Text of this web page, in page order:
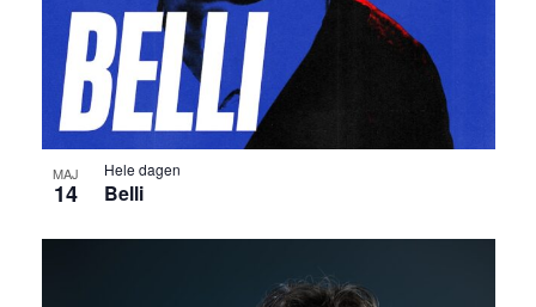
MAJ
14
Hele dagen
Belli